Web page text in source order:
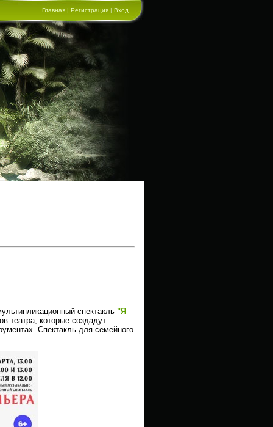
Главная | Регистрация | Вход
спектакль "Я
театра, которые создадут
Спектакль для семейного